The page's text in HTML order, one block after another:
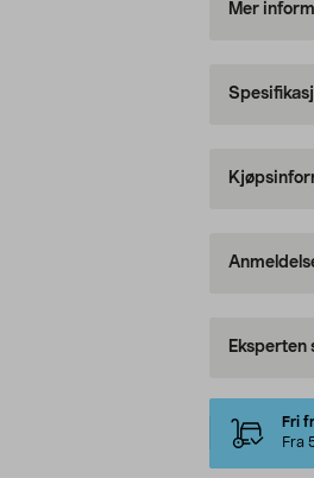
Mer
Eksperten
Fri
Fra